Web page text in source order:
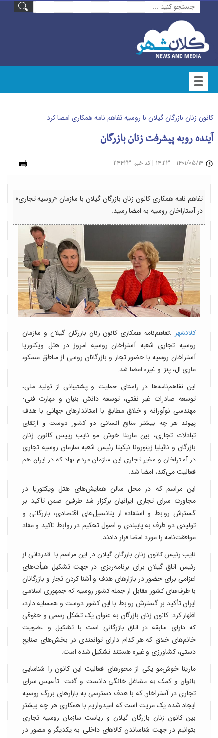
کانون زنان بازرگان گیلان با روسیه تفاهم نامه همکاری امضا کرد
آینده روبه پیشرفت زنان بازرگان
| کد خبر: ۲۴۴۲۳
تفاهم نامه همکاری کانون زنان بازرگان گیلان با سازمان «روسیه تجاری»
در آستاراخان روسیه به امضا رسید.
کلانشهر :تفاهم‌نامه همکاری کانون زنان بازرگان گیلان و سازمان
روسیه تجاری شعبه آستراخان روسیه امروز در هتل ویکتوریا
آستراخان روسیه با حضور تجار و بازرگانان روسی از مناطق مسکو،
ماری ال، پنزا و غیره امضا شد.
این تفاهم‌نامه‌ها در راستای حمایت و پشتیبانی از تولید ملی،
توسعه صادرات غیر نفتی، توسعه دانش بنیان و مهارت فنی-
مهندسی نوآورانه و خلاق مطابق با استاندارهای جهانی با هدف
پیوند هر چه بیشتر منابع انسانی دو کشور دوست و ارتقای
تبادلات تجاری، بین مارینا خوش مو نایب رییس کانون زنان
بازرگان و نائیلیا زینورونا نیکیتا رئیس شعبه سازمان روسیه تجاری
در آستراخان و سفیر تجاری این سازمان مردم نهاد که در ایران هم
فعالیت می‌کند، امضا شد.
این مراسم که در محل سالن همایش‌های هتل ویکتوریا در
مجاورت سرای تجاری ایرانیان برگزار شد طرفین ضمن تأکید بر
گسترش روابط و استفاده از پتانسیل‌های اقتصادی، بازرگانی و
تولیدی دو طرف به پایبندی و اصول تحکیم در روابط تاکید و مفاد
موافقت‌نامه را مورد امضا قرار دادند.
نایب رئیس کانون زنان بازرگان گیلان در این مراسم با قدردانی از
رئیس اتاق گیلان برای برنامه‌ریزی در جهت تشکیل هیأت‌های
اعزامی برای حضور در بازارهای هدف و آشنا کردن تجار و بازرگانان
با طرف‌های کشور مقابل از جمله کشور روسیه که جمهوری اسلامی
ایران تأکید بر گسترش روابط با این کشور دوست و همسایه دارد،
اظهار کرد: کانون زنان بازرگان به عنوان یک تشکل رسمی و حقوقی
که دارای سابقه در اتاق بازرگانی است با تشکیل و عضویت
خانم‌های خلاق که هر کدام دارای توانمندی در بخش‌های صنایع
دستی، کشاورزی و غیره هستند تشکیل شده است.
مارینا خوش‌مو یکی از محورهای فعالیت این کانون را شناسایی
بانوان و کمک به مشاغل خانگی دانست و گفت: تأسیس سرای
تجاری در آستراخان که با هدف دسترسی به بازارهای بزرگ روسیه
ایجاد شده یک مزیت است که امیدواریم با همکاری هر چه بیشتر
بین کانون زنان بازرگان گیلان و ریاست سازمان روسیه تجاری
بتوانیم در جهت شناساندن کالاهای داخلی به یکدیگر و مضور در